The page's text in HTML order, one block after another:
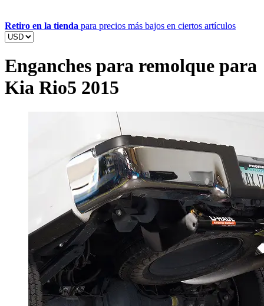
Retiro en la tienda para precios más bajos en ciertos artículos
Enganches para remolque para
Kia Rio5 2015